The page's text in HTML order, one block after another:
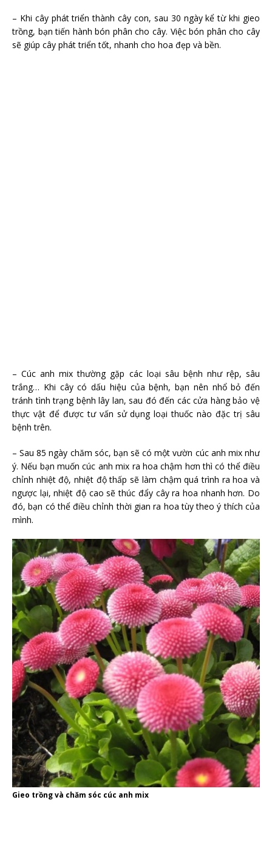
– Khi cây phát triển thành cây con, sau 30 ngày kể từ khi gieo
trồng, bạn tiến hành bón phân cho cây. Việc bón phân cho cây
sẽ giúp cây phát triển tốt, nhanh cho hoa đẹp và bền.
– Cúc anh mix thường gặp các loại sâu bệnh như rệp, sâu
trắng… Khi cây có dấu hiệu của bệnh, bạn nên nhổ bỏ đến
tránh tình trạng bệnh lây lan, sau đó đến các cửa hàng bảo vệ
thực vật để được tư vấn sử dụng loại thuốc nào đặc trị sâu
bệnh trên.
– Sau 85 ngày chăm sóc, bạn sẽ có một vườn cúc anh mix như
ý. Nếu bạn muốn cúc anh mix ra hoa chậm hơn thì có thể điều
chỉnh nhiệt độ, nhiệt độ thấp sẽ làm chậm quá trình ra hoa và
ngược lại, nhiệt độ cao sẽ thúc đẩy cây ra hoa nhanh hơn. Do
đó, bạn có thể điều chỉnh thời gian ra hoa tùy theo ý thích của
mình.
Gieo trồng và chăm sóc cúc anh mix